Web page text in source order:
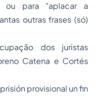
ou para "aplacar a
outras frases (só)
dos juristas
Catena e Cortés
provisional un fin